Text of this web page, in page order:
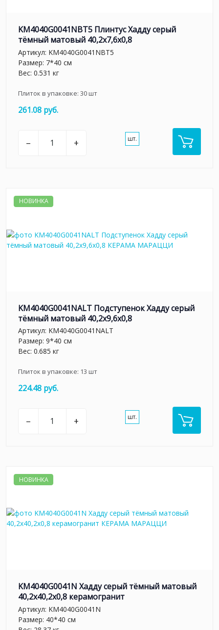
KM4040G0041NBT5 Плинтус Хадду серый
тёмный матовый 40,2x7,6x0,8
Артикул: KM4040G0041NBT5
Размер: 7*40 см
Вес: 0.531 кг
Плиток в упаковке: 30шт
261.08 руб.
– + шт.
НОВИНКА
KM4040G0041NALT Подступенок Хадду серый
тёмный матовый 40,2x9,6x0,8
Артикул: KM4040G0041NALT
Размер: 9*40 см
Вес: 0.685 кг
Плиток в упаковке: 13 шт
224.48 руб.
– + шт.
НОВИНКА
KM4040G0041N Хадду серый тёмный матовый
40,2x40,2x0,8 керамогранит
Артикул: KM4040G0041N
Размер: 40*40 см